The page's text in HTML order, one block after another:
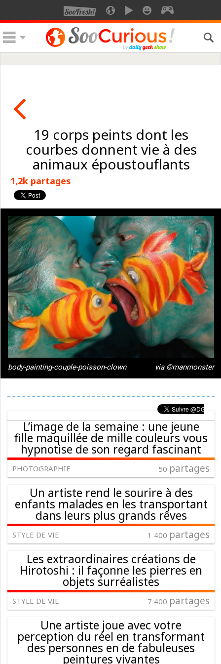
19 corps peints dont les
courbes donnent vie à des
animaux époustouflants
1,2k partages
body-painting-couple-poisson-clown via ©manmonster
L’image de la semaine : une jeune
fille maquillée de mille couleurs vous
hypnotise de son regard fascinant
PHOTOGRAPHIE 50 partages
Un artiste rend le sourire à des
enfants malades en les transportant
dans leurs plus grands rêves
STYLE DE VIE 1 400 partages
Les extraordinaires créations de
Hirotoshi : il façonne les pierres en
objets surréalistes
STYLE DE VIE 7 400 partages
Une artiste joue avec votre
perception du réel en transformant
des personnes en de fabuleuses
peintures vivantes